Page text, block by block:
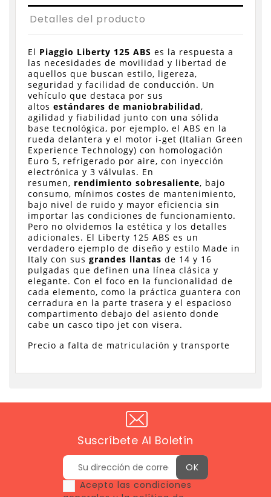
Detalles del producto
El Piaggio Liberty 125 ABS es la respuesta a
las necesidades de movilidad y libertad de
aquellos que buscan estilo, ligereza,
seguridad y facilidad de conducción. Un
vehículo que destaca por sus
altos estándares de maniobrabilidad,
agilidad y fiabilidad junto con una sólida
base tecnológica, por ejemplo, el ABS en la
rueda delantera y el motor i-get (Italian Green
Experience Technology) con homologación
Euro 5, refrigerado por aire, con inyección
electrónica y 3 válvulas. En
resumen, rendimiento sobresaliente, bajo
consumo, mínimos costes de mantenimiento,
bajo nivel de ruido y mayor eficiencia sin
importar las condiciones de funcionamiento.
Pero no olvidemos la estética y los detalles
adicionales. El Liberty 125 ABS es un
verdadero ejemplo de diseño y estilo Made in
Italy con sus grandes llantas de 14 y 16
pulgadas que definen una línea clásica y
elegante. Con el foco en la funcionalidad de
cada elemento, como la práctica guantera con
cerradura en la parte trasera y el espacioso
compartimento debajo del asiento donde
cabe un casco tipo jet con visera.
Precio a falta de matriculación y transporte
Suscríbete Al Boletín
Acepto las condiciones